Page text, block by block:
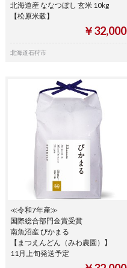
北海道産 ななつぼし 玄米 10kg
【松原米穀】
￥32,000
北海道石狩市
≪令和7年産≫
国際総合部門金賞受賞
南魚沼産 ぴかまる
【まつえんどん（みわ農園）】
11月上旬発送予定